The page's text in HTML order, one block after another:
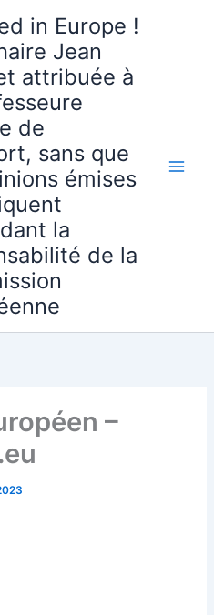
in Europe !
Jean
attribuée à
de
sans que
émises
la
de la
–